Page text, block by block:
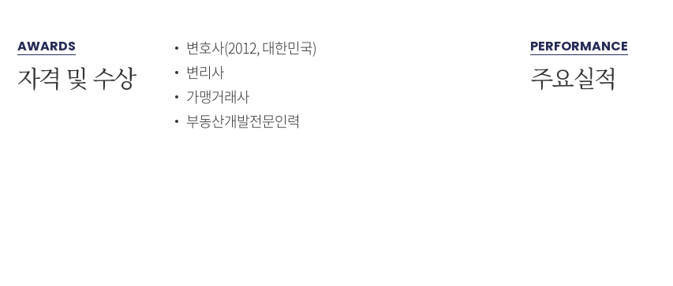
AWARDS
자격 및 수상
변호사(2012, 대한민국)
변리사
가맹거래사
부동산개발전문인력
PERFORMANCE
주요실적